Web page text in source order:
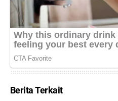
Berita Terkait